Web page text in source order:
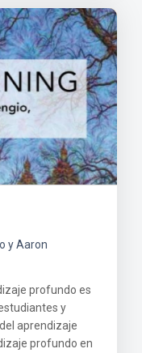
y Aaron
profundo es
y
aprendizaje
profundo en